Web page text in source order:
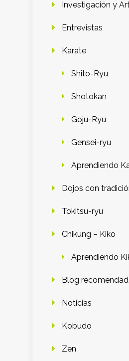
Investigación y
Entrevistas
Karate
Shito-Ryu
Shotokan
Goju-Ryu
Gensei-ryu
Aprendiendo
Dojos con
Tokitsu-ryu
Chikung – Kiko
Aprendiendo
Blog
Noticias
Kobudo
Zen